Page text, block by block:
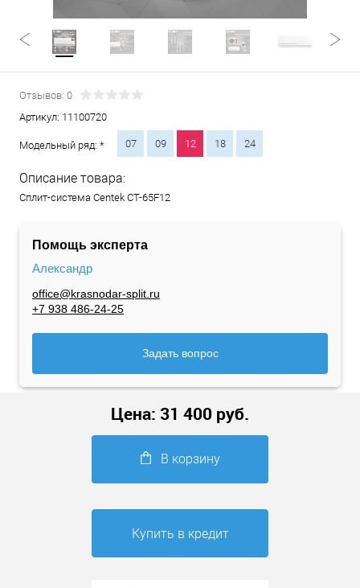
Отзывов: 0
Артикул: 11100720
Модельный ряд: * 07 09 12 18 24
Описание товара:
Сплит-система Centek CT-65F12
Помощь эксперта
Александр
office@krasnodar-split.ru
+7 938 486-24-25
Задать вопрос
Цена: 31 400 руб.
В корзину
Купить в кредит